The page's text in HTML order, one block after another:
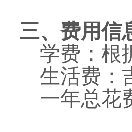
三、费用信
学费： 根
生活费：
一年总花